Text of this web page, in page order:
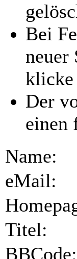
Bei
neuer
klicke
Der
einen
Name:
eMail:
Titel:
BBCode: